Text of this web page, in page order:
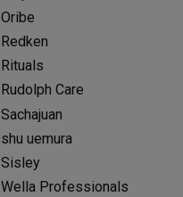
Oribe
Redken
Rituals
Rudolph Care
Sachajuan
shu uemura
Sisley
Wella Professionals